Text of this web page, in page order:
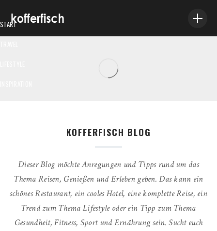
START
16. Oktober 2020
KOFFERFISCH BLOG
Dieser Blog möchte Anregungen und Tipps rund um das
Thema Reisen, Genießen und Erleben geben. Das kann ein
schönes Restaurant, ein cooles Hotel, eine komplette Reise, ein
Trend zum Thema Lifestyle oder ein Tipp zum Thema
Gesundheit, Fitness, Sport und Ernährung sein. Sucht euch